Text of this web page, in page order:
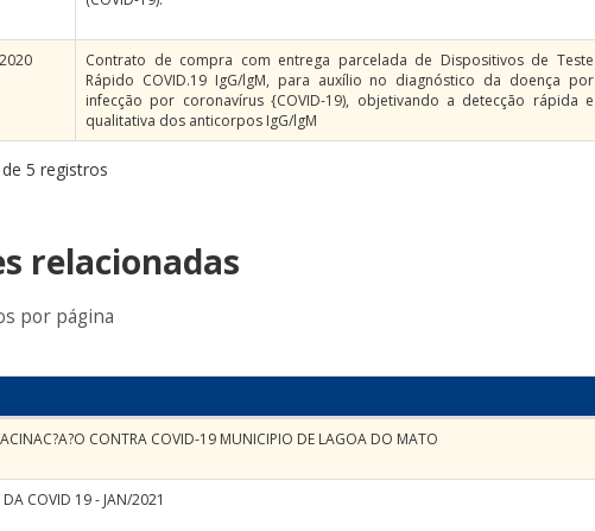
Contrato de compra com entrega parcelada de Dispositivos de Teste
Rápido COVID.19 IgG/lgM, para auxílio no diagnóstico da doença por
infecção por coronavírus {COVID-19), objetivando a detecção rápida e
qualitativa dos anticorpos IgG/lgM
5 registros
relacionadas
por página
CONTRA COVID-19 MUNICIPIO DE LAGOA DO MATO
COVID 19 - JAN/2021